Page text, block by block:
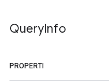
QueryInfo
PROPERTI